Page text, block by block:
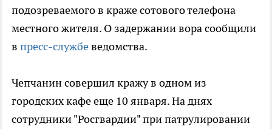
подозреваемого в краже сотового телефона
местного жителя. О задержании вора сообщили
в пресс-службеведомства.
Чепчанин совершил кражу в одном из
городских кафе еще 10 января. На днях
сотрудники "Росгвардии" при патрулировании